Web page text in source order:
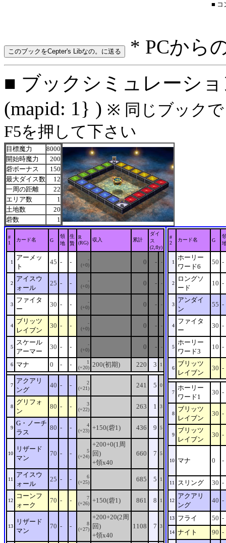
■ コ
* PCから
■ ブックシミュレーシ
(mapid: 1} ) ※ 同じブック
F5を押して下さい
目標魔力
8000
開始時魔力
200
砦ボーナス
150
最大ダイス数
12
一周の距離
22
エリア数
1
土地数
20
砦数
1
#
1
カード名 G
領
地
生
贄
R
(RG)
収入 累計
ダイ
ス
(2,fly)
1
アーメッ
ト
45 - -
-
(+0)
0 - -
2
アイスウ
ォール
25 - -
-
(+0)
0 - -
3
ファイタ
ー
30 - -
-
(+0)
0 - -
4
ブリッツ
レイブン
30 - -
-
(+0)
0 - -
5
スケール
アーマー
30 - -
-
(+0)
0 - -
6 マナ 0 - -
1
(+20) 200(初期) 220 3 1
7
アクアリ
ング
40 - -
2
(+21)
241 5 0
8
グリフォ
ン
80 - -
3
(+22)
263 1 3
9
G・ノーチ
ラス
80 - -
4
(+23) +150(砦1) 436 9 5
10
リザード
マン
70 - -
5
(+24)
+200+0(1周
回)
+領x40
660 7 5
11
アイスウ
ォール
25 - -
6
(+25)
685 5 1
12
コーンフ
ォーク
70 - -
7
(+26) +150(砦1) 861 8 1
13
リザード
マン
70 - -
8
(+27)
+200+20(2周
回)
+領x40
1108 7 3
#
2
カード名 G
1
ホーリー
ワード6
50 -
2
ロングソ
ード
10 -
3
アンダイ
ン
55 -
4
ファイタ
ー
30 -
5
ホーリー
ワード3
10 -
6
ブリッツ
レイブン
30 -
7
ホーリー
ワード1
30 -
8
ブリッツ
レイブン
30 -
9
ブリッツ
レイブン
30 -
10 マナ 0 -
11 スリング 30 -
12
アクアリ
ング
40 -
13 フライ 50 -
14 ナイト 90 -